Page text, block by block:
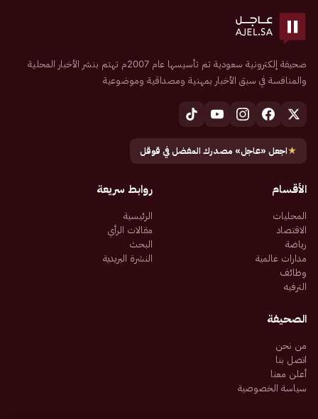
صحيفة إلكترونية سعودية تم تأسيسها عام 2007م تهتم بنشر الأخبار المحلية
والمنافسة في سبق الأخبار بمهنية ومصداقية وموضوعية
★اجعل «عاجل» مصدرك المفضل في قوقل
الأقسام
المحليات
الاقتصاد
رياضة
مدارات عالمية
وظائف
الترفيه
روابط سريعة
الرئيسية
مقالات الرأي
البحث
النشرة البريدية
الصحيفة
من نحن
اتصل بنا
أعلن معنا
سياسة الخصوصية